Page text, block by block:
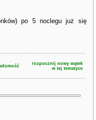
po 5 noclegu już się
rozpocznij nowy wątek
w tej tematyce